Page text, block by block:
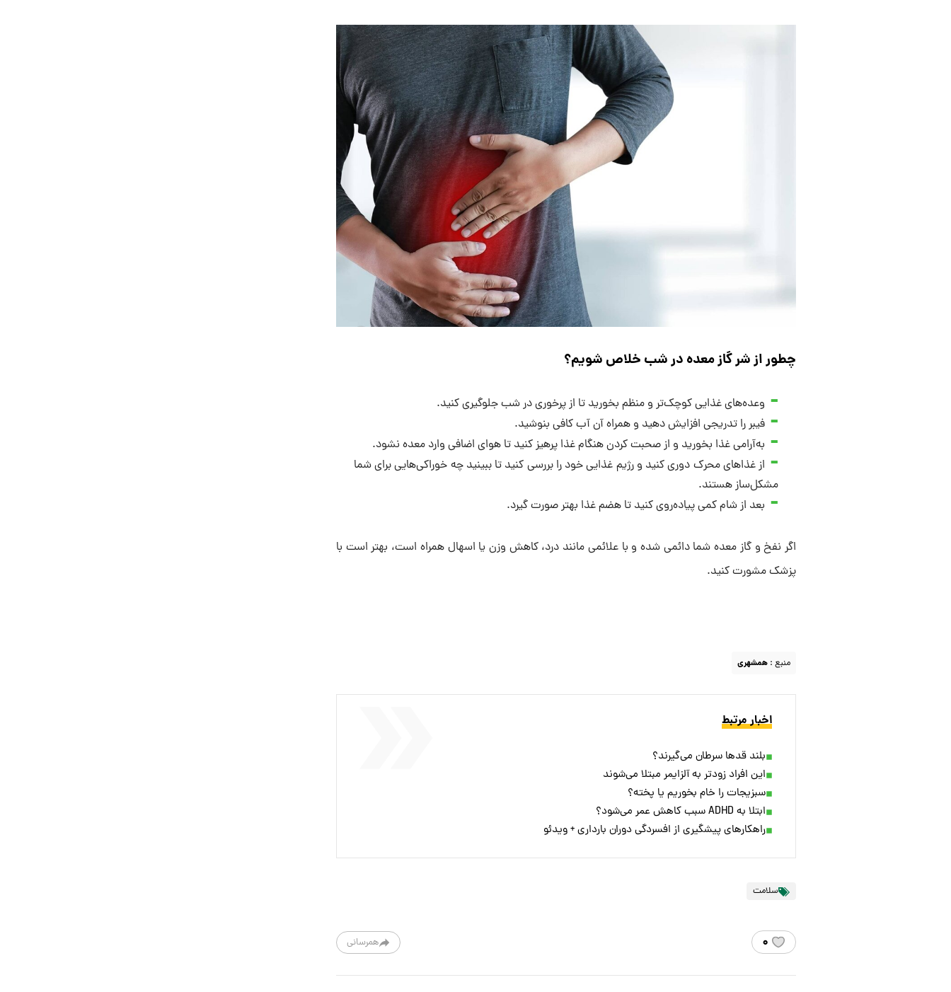
چطور از شر گاز معده در شب خلاص شویم؟
وعده‌های غذایی کوچک‌تر و منظم بخورید تا از پرخوری در شب جلوگیری کنید.
فیبر را تدریجی افزایش دهید و همراه آن آب کافی بنوشید.
به‌آرامی غذا بخورید و از صحبت کردن هنگام غذا پرهیز کنید تا هوای اضافی وارد معده نشود.
از غذاهای محرک دوری کنید و رژیم غذایی خود را بررسی کنید تا ببینید چه خوراکی‌هایی برای شما
مشکل‌ساز هستند.
بعد از شام کمی پیاده‌روی کنید تا هضم غذا بهتر صورت گیرد.
اگر نفخ و گاز معده شما دائمی شده و با علائمی مانند درد، کاهش وزن یا اسهال همراه است، بهتر است با
پزشک مشورت کنید.
منبع : همشهری
اخبار مرتبط
بلند قدها سرطان می‌گیرند؟
این افراد زودتر به آلزایمر مبتلا می‌شوند
سبزیجات را خام بخوریم یا پخته؟
ابتلا به ADHD سبب کاهش عمر می‌شود؟
راهکار‌های پیشگیری از افسردگی دوران بارداری + ویدئو
سلامت
همرسانی ۰